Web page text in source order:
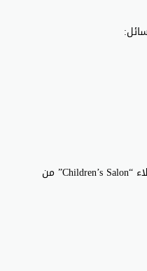
إذا واجهت أي مشكلة أو كنت بحاجة إلى استفسار حول أي منتج أو خدمة، يمكنك التواصل مع خدمة عملاء “Children’s Salon” من